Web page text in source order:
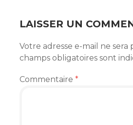
LAISSER UN
Votre adresse e-mail ne sera
champs obligatoires sont
Commentaire *